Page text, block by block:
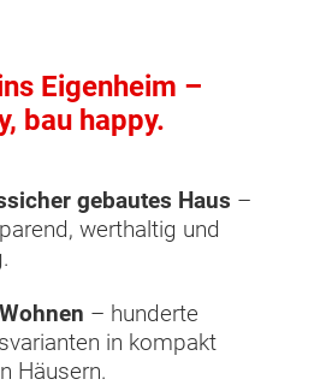
Eigenheim –
bau happy.
gebautes Haus –
werthaltig und
– hunderte
in kompakt
Häusern.